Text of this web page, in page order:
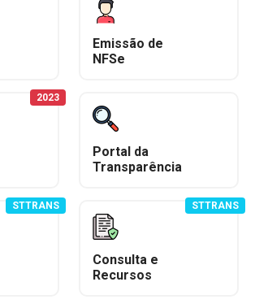
Emissão de
NFSe
2023
Portal da
Transparência
STTRANS
Consulta e
Recursos
STTRANS